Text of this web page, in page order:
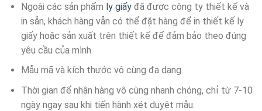
Ngoài các sản phẩm ly giấyđã được công ty thiết kế và
in sẵn, khách hàng vẫn có thể đặt hàng để in thiết kế ly
giấy hoặc sản xuất trên thiết kế để đảm bảo theo đúng
yêu cầu của mình.
Mẫu mã và kích thước vô cùng đa dạng.
Thời gian để nhận hàng vô cùng nhanh chóng, chỉ từ 7-10
ngày ngay sau khi tiến hành xét duyệt mẫu.